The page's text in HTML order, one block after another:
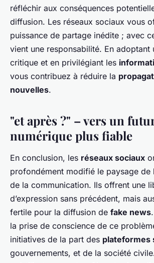
réfléchir aux conséquences
diffusion. Les réseaux sociaux vous
puissance de partage inédite ; avec
vient une responsabilité. En adoptant
critique et en privilégiant les
vous contribuez à réduire la
nouvelles.
"et après ?" – vers un
numérique plus fiable
En conclusion, les réseaux sociaux
profondément modifié le paysage de
de la communication. Ils offrent une
d’expression sans précédent, mais
fertile pour la diffusion de fake news
la prise de conscience de ce
initiatives de la part des plateformes
gouvernements, et de la société